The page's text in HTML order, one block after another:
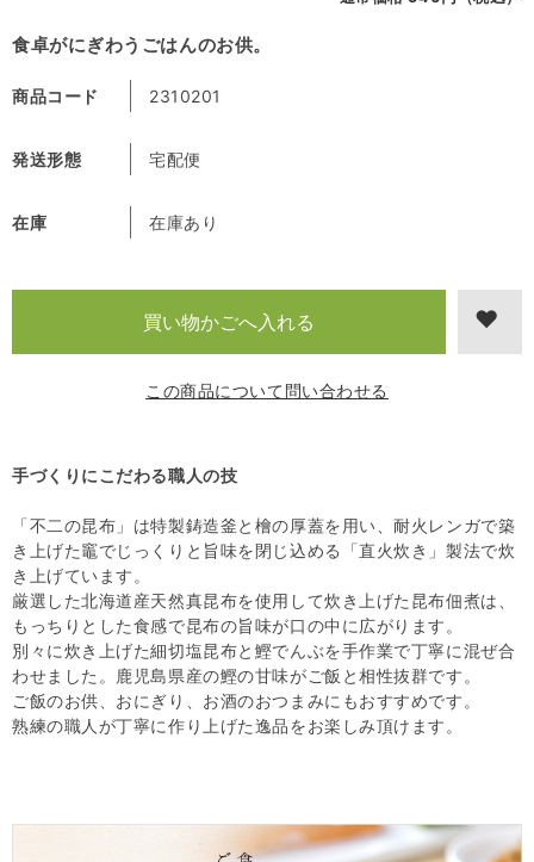
食卓がにぎわうごはんのお供。
商品コード 2310201
発送形態 宅配便
在庫 在庫あり
この商品について問い合わせる
手づくりにこだわる職人の技
「不二の昆布」は特製鋳造釜と檜の厚蓋を用い、耐火レンガで築
き上げた竈でじっくりと旨味を閉じ込める「直火炊き」製法で炊
き上げています。
厳選した北海道産天然真昆布を使用して炊き上げた昆布佃煮は、
もっちりとした食感で昆布の旨味が口の中に広がります。
別々に炊き上げた細切塩昆布と鰹でんぶを手作業で丁寧に混ぜ合
わせました。鹿児島県産の鰹の甘味がご飯と相性抜群です。
ご飯のお供、おにぎり、お酒のおつまみにもおすすめです。
熟練の職人が丁寧に作り上げた逸品をお楽しみ頂けます。